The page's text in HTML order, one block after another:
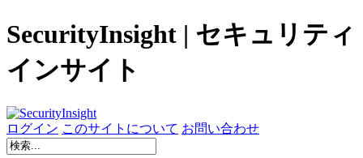
SecurityInsight | セキュリティ
インサイト
ログイン このサイトについて お問い合わせ